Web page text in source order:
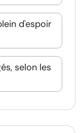
d'espoir
selon les